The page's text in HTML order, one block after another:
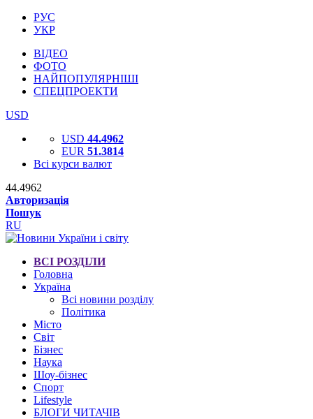
РУС
УКР
ВІДЕО
ФОТО
НАЙПОПУЛЯРНІШІ
СПЕЦПРОЕКТИ
USD
USD 44.4962
EUR 51.3814
Всі курси валют
44.4962
Авторизація
Пошук
RU
ВСІ РОЗДІЛИ
Головна
Україна
Всі новини розділу
Політика
Місто
Світ
Бізнес
Наука
Шоу-бізнес
Спорт
Lifestyle
БЛОГИ ЧИТАЧІВ